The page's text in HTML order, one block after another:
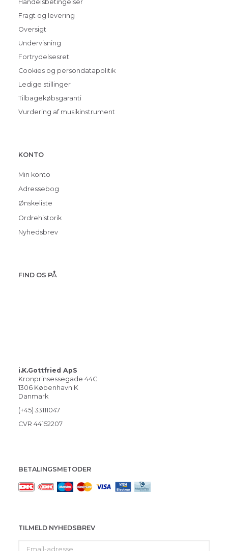
Handelsbetingelser
Fragt og levering
Oversigt
Undervisning
Fortrydelsesret
Cookies og persondatapolitik
Ledige stillinger
Tilbagekøbsgaranti
Vurdering af musikinstrument
KONTO
Min konto
Adressebog
Ønskeliste
Ordrehistorik
Nyhedsbrev
FIND OS PÅ
i.K.Gottfried ApS
Kronprinsessegade 44C
1306 København K
Danmark
(+45) 33111047
CVR 44152207
BETALINGSMETODER
TILMELD NYHEDSBREV